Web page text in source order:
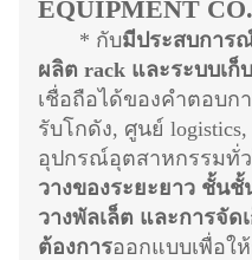
EQUIPMENT
* กับมีประสบการ
ผลิต rack และระบบเก็
เชื่อถือได้ของคําตอบ
รับโกดัง, ศูนย์
อุปกรณ์อุตสาหกรรมทั่
วางของระยะยาว ชั้น
วางพัลเล็ต และการจั
ต้องการออกแบบเพื่อใ